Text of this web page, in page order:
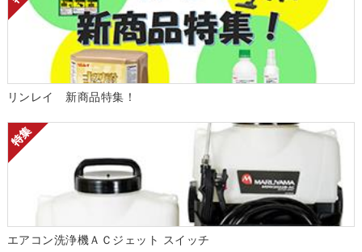
リンレイ 新商品特集！
エアコン洗浄機ＡＣジェット スイッチ